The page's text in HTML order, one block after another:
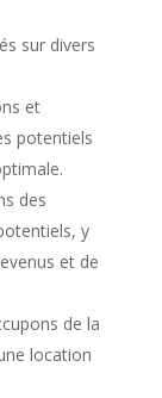
sur divers
et
potentiels
des
y
et de
de la
location